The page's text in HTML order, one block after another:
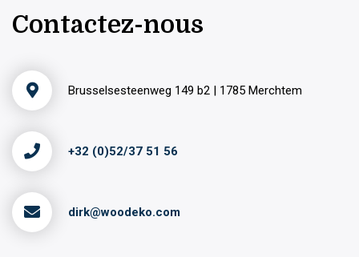
Contactez-nous
Brusselsesteenweg 149 b2 | 1785 Merchtem
+32 (0)52/37 51 56
dirk@woodeko.com